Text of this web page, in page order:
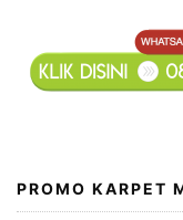
PROMO KARPET